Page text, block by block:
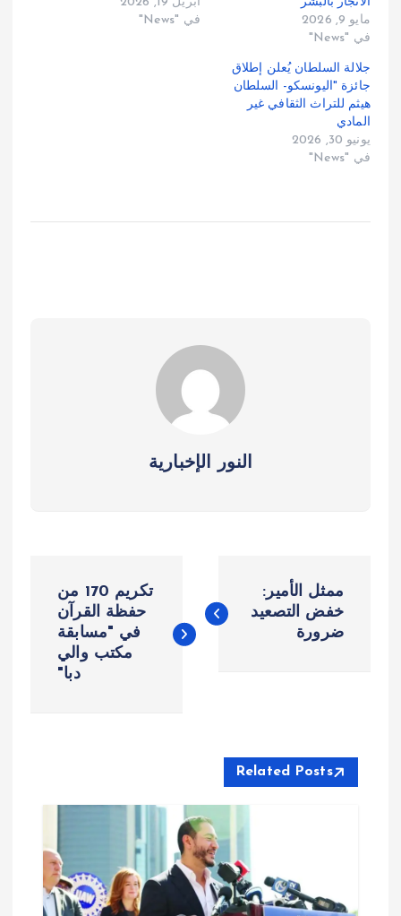
مايو 9, 2026
في "News"
في "News"
جلالة السلطان يُعلن إطلاق
جائزة "اليونسكو- السلطان
هيثم للتراث الثقافي غير
المادي
يونيو 30, 2026
في "News"
النور الإخبارية
ص
ممثل الأمير:
خفض التصعيد
ضرورة
تكريم 170 من
حفظة القرآن
في "مسابقة
مكتب والي
دبا"
Related Posts